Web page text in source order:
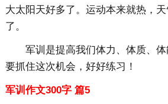
大太阳天好多了。运动本来就热，
了。
军训是提高我们体力、体质、
要抓住这次机会，好好练习！
军训作文300字 篇5